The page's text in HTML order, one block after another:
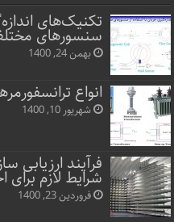
تکنیک‌های
سنسورهای
بهمن 24, 1400
انواع
شهریور 10, 1400
فرآیند ارزیابی
شرایط لازم برای
فروردین 23, 1400